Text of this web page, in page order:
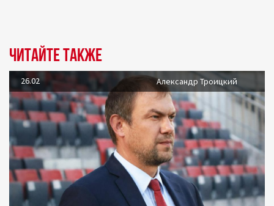
Читайте также
26.02 Александр Троицкий